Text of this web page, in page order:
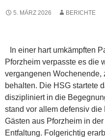
5. MÄRZ 2026 BERICHTE
In einer hart umkämpften
Pforzheim verpasste es die
vergangenen
behalten. Die HSG startete
diszipliniert in die
stand vor allem defensiv
Gästen aus Pforzheim in
Entfaltung. Folgerichtig